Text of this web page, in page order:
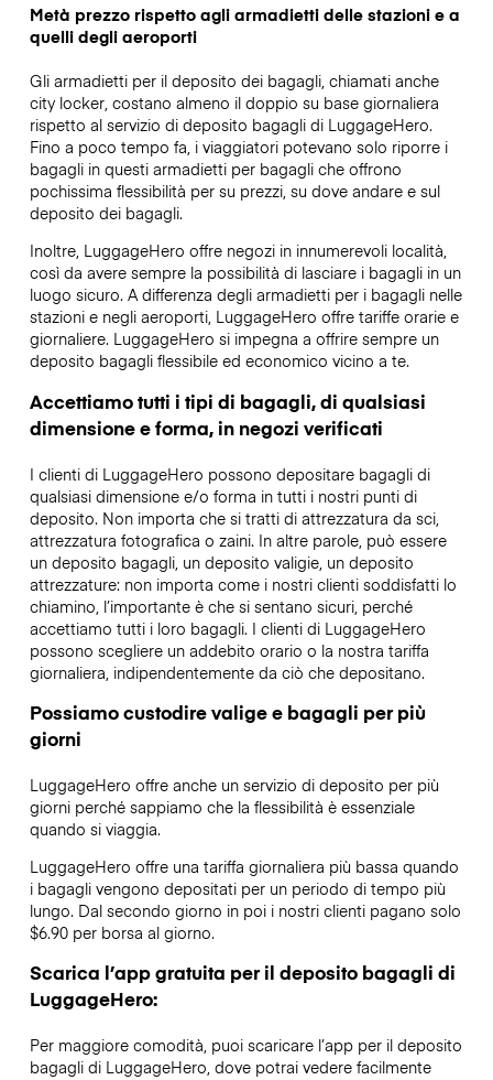
Metà prezzo rispetto agli armadietti delle stazioni e a
quelli degli aeroporti
Gli armadietti per il deposito dei bagagli, chiamati anche
city locker, costano almeno il doppio su base giornaliera
rispetto al servizio di deposito bagagli di LuggageHero.
Fino a poco tempo fa, i viaggiatori potevano solo riporre i
bagagli in questi armadietti per bagagli che offrono
pochissima flessibilità per su prezzi, su dove andare e sul
deposito dei bagagli.
Inoltre, LuggageHero offre negozi in innumerevoli località,
così da avere sempre la possibilità di lasciare i bagagli in un
luogo sicuro. A differenza degli armadietti per i bagagli nelle
stazioni e negli aeroporti, LuggageHero offre tariffe orarie e
giornaliere. LuggageHero si impegna a offrire sempre un
deposito bagagli flessibile ed economico vicino a te.
Accettiamo tutti i tipi di bagagli, di qualsiasi
dimensione e forma, in negozi verificati
I clienti di LuggageHero possono depositare bagagli di
qualsiasi dimensione e/o forma in tutti i nostri punti di
deposito. Non importa che si tratti di attrezzatura da sci,
attrezzatura fotografica o zaini. In altre parole, può essere
un deposito bagagli, un deposito valigie, un deposito
attrezzature: non importa come i nostri clienti soddisfatti lo
chiamino, l’importante è che si sentano sicuri, perché
accettiamo tutti i loro bagagli. I clienti di LuggageHero
possono scegliere un addebito orario o la nostra tariffa
giornaliera, indipendentemente da ciò che depositano.
Possiamo custodire valige e bagagli per più
giorni
LuggageHero offre anche un servizio di deposito per più
giorni perché sappiamo che la flessibilità è essenziale
quando si viaggia.
LuggageHero offre una tariffa giornaliera più bassa quando
i bagagli vengono depositati per un periodo di tempo più
lungo. Dal secondo giorno in poi i nostri clienti pagano solo
$6.90 per borsa al giorno.
Scarica l’app gratuita per il deposito bagagli di
LuggageHero:
Per maggiore comodità, puoi scaricare l’app per il deposito
bagagli di LuggageHero, dove potrai vedere facilmente